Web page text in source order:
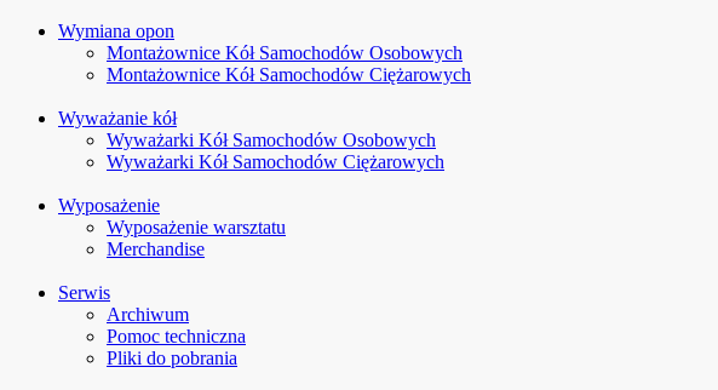
Wymiana opon
Montażownice Kół Samochodów Osobowych
Montażownice Kół Samochodów Ciężarowych
Wyważanie kół
Wyważarki Kół Samochodów Osobowych
Wyważarki Kół Samochodów Ciężarowych
Wyposażenie
Wyposażenie warsztatu
Merchandise
Serwis
Archiwum
Pomoc techniczna
Pliki do pobrania